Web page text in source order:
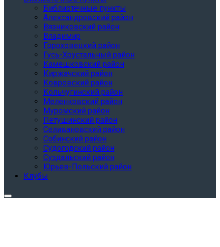
Библиотечные пункты
Александровский район
Вязниковский район
Владимир
Гороховецкий район
Гусь-Хрустальный район
Камешковский район
Киржачский район
Ковровский район
Кольчугинский район
Меленковский район
Муромский район
Петушинский район
Селивановский район
Собинский район
Судогодский район
Суздальский район
Юрьев-Польский район
Клубы